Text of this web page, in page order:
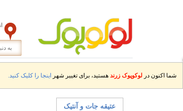
شما اکنون در لوکوپوک زرند هستید، برای تغییر شهر اینجا را کلیک کنید.
عتیقه جات و آنتیک